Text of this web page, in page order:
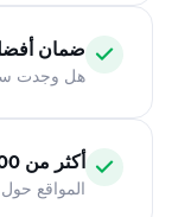
ضمان
هل وجدت
أكثر من 24000 موقع استلام 24000
المواقع حول